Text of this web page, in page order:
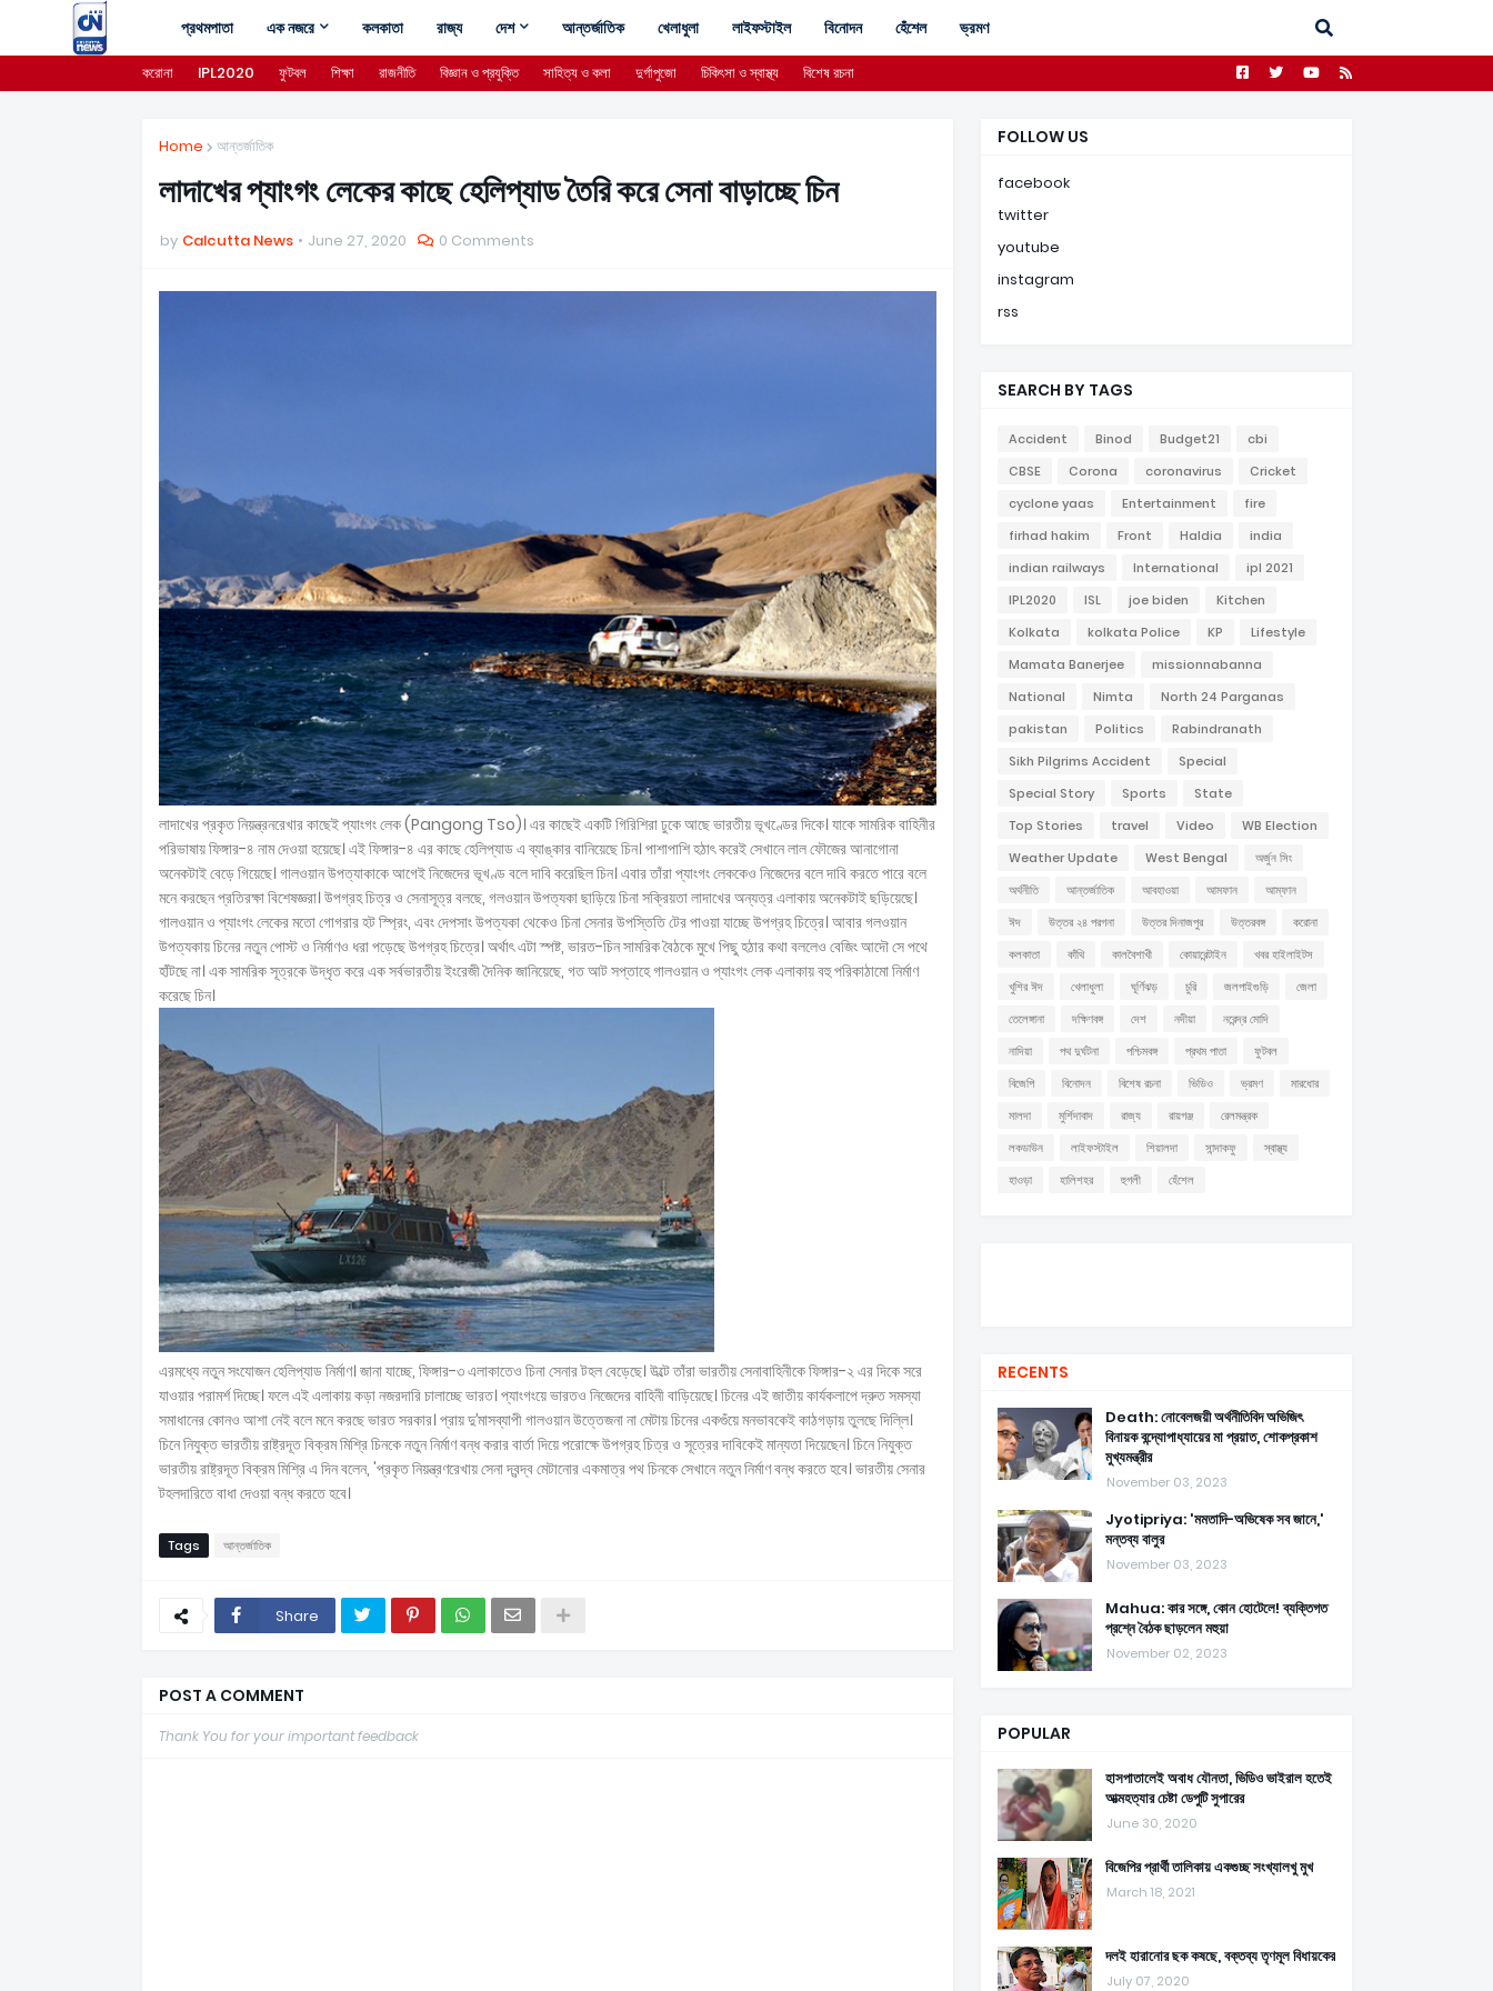
প্রথমপাতা এক নজরে কলকাতা রাজ্য দেশ আন্তর্জাতিক খেলাধুলা লাইফস্টাইল বিনোদন হেঁশেল ভ্রমণ
করোনা IPL2020 ফুটবল শিক্ষা রাজনীতি বিজ্ঞান ও প্রযুক্তি সাহিত্য ও কলা দুর্গাপুজো চিকিৎসা ও স্বাস্থ্য বিশেষ রচনা
Home আন্তর্জাতিক
লাদাখের প্যাংগং লেকের কাছে হেলিপ্যাড তৈরি করে সেনা বাড়াচ্ছে চিন
by Calcutta News June 27, 2020 0 Comments
লাদাখের প্রকৃত নিয়ন্ত্রনরেখার কাছেই প্যাংগং লেক (Pangong Tso)। এর কাছেই একটি গিরিশিরা ঢুকে আছে ভারতীয় ভূখণ্ডের দিকে। যাকে সামরিক বাহিনীর
পরিভাষায় ফিঙ্গার-৪ নাম দেওয়া হয়েছে। এই ফিঙ্গার-৪ এর কাছে হেলিপ্যাড এ ব্যাঙ্কার বানিয়েছে চিন। পাশাপাশি হঠাৎ করেই সেখানে লাল ফৌজের আনাগোনা
অনেকটাই বেড়ে গিয়েছে। গালওয়ান উপত্যাকাকে আগেই নিজেদের ভূখণ্ড বলে দাবি করেছিল চিন। এবার তাঁরা প্যাংগং লেককেও নিজেদের বলে দাবি করতে পারে বলে
মনে করছেন প্রতিরক্ষা বিশেষজ্ঞরা। উপগ্রহ চিত্র ও সেনাসূত্র বলছে, গলওয়ান উপত্যকা ছাড়িয়ে চিনা সক্রিয়তা লাদাখের অন্যত্র এলাকায় অনেকটাই ছড়িয়েছে।
গালওয়ান ও প্যাংগং লেকের মতো গোগরার হট স্প্রিং, এবং দেপসাং উপত্যকা থেকেও চিনা সেনার উপস্তিতি টের পাওয়া যাচ্ছে উপগ্রহ চিত্রে। আবার গলওয়ান
উপত্যকায় চিনের নতুন পোস্ট ও নির্মাণও ধরা পড়েছে উপগ্রহ চিত্রে। অর্থাৎ এটা স্পষ্ট, ভারত-চিন সামরিক বৈঠকে মুখে পিছু হঠার কথা বললেও বেজিং আদৌ সে পথে
হাঁটছে না। এক সামরিক সূত্রকে উদ্ধৃত করে এক সর্বভারতীয় ইংরেজী দৈনিক জানিয়েছে, গত আট সপ্তাহে গালওয়ান ও প্যাংগং লেক এলাকায় বহু পরিকাঠামো নির্মাণ
করেছে চিন।
এরমধ্যে নতুন সংযোজন হেলিপ্যাড নির্মাণ। জানা যাচ্ছে, ফিঙ্গার-৩ এলাকাতেও চিনা সেনার টহল বেড়েছে। উল্টে তাঁরা ভারতীয় সেনাবাহিনীকে ফিঙ্গার-২ এর দিকে সরে
যাওয়ার পরামর্শ দিচ্ছে। ফলে এই এলাকায় কড়া নজরদারি চালাচ্ছে ভারত। প্যাংগংয়ে ভারতও নিজেদের বাহিনী বাড়িয়েছে। চিনের এই জাতীয় কার্যকলাপে দ্রুত সমস্যা
সমাধানের কোনও আশা নেই বলে মনে করছে ভারত সরকার। প্রায় দু’মাসব্যাপী গালওয়ান উত্তেজনা না মেটায় চিনের একগুঁয়ে মনভাবকেই কাঠগড়ায় তুলছে দিল্লি।
চিনে নিযুক্ত ভারতীয় রাষ্ট্রদূত বিক্রম মিশ্রি চিনকে নতুন নির্মাণ বন্ধ করার বার্তা দিয়ে পরোক্ষে উপগ্রহ চিত্র ও সূত্রের দাবিকেই মান্যতা দিয়েছেন। চিনে নিযুক্ত
ভারতীয় রাষ্ট্রদূত বিক্রম মিশ্রি এ দিন বলেন, 'প্রকৃত নিয়ন্ত্রণরেখায় সেনা দ্বন্দ্ব মেটানোর একমাত্র পথ চিনকে সেখানে নতুন নির্মাণ বন্ধ করতে হবে। ভারতীয় সেনার
টহলদারিতে বাধা দেওয়া বন্ধ করতে হবে।
Tags আন্তর্জাতিক
Share
POST A COMMENT
Thank You for your important feedback
FOLLOW US
facebook
twitter
youtube
instagram
rss
SEARCH BY TAGS
Accident Binod Budget21
cbi
CBSE
Corona coronavirus
Cricket
cyclone yaas
Entertainment
fire
firhad hakim
Front Haldia
india
indian railways
International
ipl 2021
IPL2020
ISL joe biden
Kitchen
Kolkata
kolkata Police KP
Lifestyle
Mamata Banerjee
missionnabanna
National
Nimta
North 24 Parganas
pakistan
Politics
Rabindranath
Sikh Pilgrims Accident
Special
Special Story
Sports
State
Top Stories
travel Video
WB Election
Weather Update
West Bengal
অর্জুন সিং
অর্থনীতি
আন্তর্জাতিক আবহাওয়া আমফান
আম্ফান
ঈদ
উত্তর ২৪ পরগনা উত্তর দিনাজপুর উত্তরবঙ্গ
করোনা
কলকাতা
কাঁথি কালবৈশাখী কোয়ারেন্টাইন
খবর হাইলাইটস
খুশির ঈদ
খেলাধুলা ঘূর্ণিঝড় চুরি জলপাইগুড়ি
জেলা
তেলেঙ্গানা
দক্ষিণবঙ্গ দেশ নদীয়া
নরেন্দ্র মোদি
নাদিয়া
পথ দুর্ঘটনা পশ্চিমবঙ্গ প্রথম পাতা
ফুটবল
বিজেপি
বিনোদন বিশেষ রচনা ভিডিও ভ্রমণ
মারধোর
মালদা
মুর্শিদাবাদ রাজ্য রায়গঞ্জ
রেলমন্ত্রক
লকডাউন
লাইফস্টাইল শিয়ালদা সান্দাকফু
স্বাস্থ্য
হাওড়া
হালিশহর হুগলী হেঁশেল
RECENTS
Death: নোবেলজয়ী অর্থনীতিবিদ অভিজিৎ
বিনায়ক বন্দ্যোপাধ্যায়ের মা প্রয়াত, শোকপ্রকাশ
মুখ্যমন্ত্রীর
November 03, 2023
Jyotipriya: 'মমতাদি-অভিষেক সব জানে,'
মন্তব্য বালুর
November 03, 2023
Mahua: কার সঙ্গে, কোন হোটেলে! ব্যক্তিগত
প্রশ্নে বৈঠক ছাড়লেন মহুয়া
November 02, 2023
POPULAR
হাসপাতালেই অবাধ যৌনতা, ভিডিও ভাইরাল হতেই
আত্মহত্যার চেষ্টা ডেপুটি সুপারের
June 30, 2020
বিজেপির প্রার্থী তালিকায় একগুচ্ছ সংখ্যালখু মুখ
March 18, 2021
দলই হারানোর ছক কষছে, বক্তব্য তৃণমূল বিধায়কের
July 07, 2020